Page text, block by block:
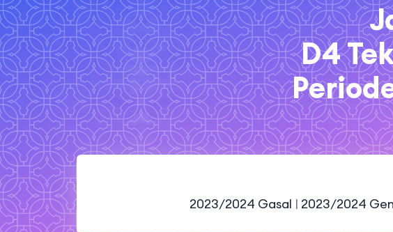
D4
2023/2024 Gasal | 2023/2024